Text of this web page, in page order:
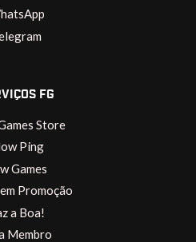
FG
Store
Ping
Games
Promoção
a Boa!
Membro